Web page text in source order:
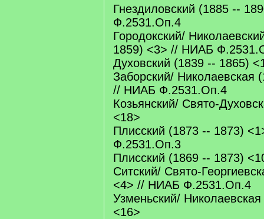
Гнездиловский (1885 --
Ф.2531.Оп.4
Городокский/
1859) <3> // НИАБ
Духовский (1839 -- 1865)
Заборский/ Николаевская
// НИАБ Ф.2531.Оп.4
Козьянский/ Свято-
<18>
Плисский (1873 -- 1873)
Ф.2531.Оп.3
Плисский (1869 -- 1873)
Ситский/ Свято-
<4> // НИАБ Ф.2531.Оп.4
Узменьский/
<16>